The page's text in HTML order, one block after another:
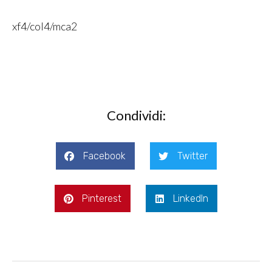
xf4/col4/mca2
Condividi:
Facebook Twitter
Pinterest LinkedIn